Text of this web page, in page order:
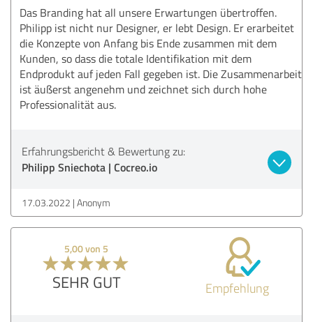
Das Branding hat all unsere Erwartungen übertroffen.
Philipp ist nicht nur Designer, er lebt Design. Er erarbeitet
die Konzepte von Anfang bis Ende zusammen mit dem
Kunden, so dass die totale Identifikation mit dem
Endprodukt auf jeden Fall gegeben ist. Die Zusammenarbeit
ist äußerst angenehm und zeichnet sich durch hohe
Professionalität aus.
Erfahrungsbericht & Bewertung zu:
Philipp Sniechota | Cocreo.io
17.03.2022 Anonym
5,00 von 5
SEHR GUT Empfehlung